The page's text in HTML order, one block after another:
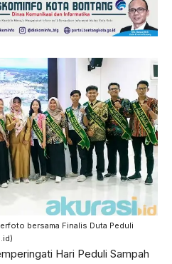
bersama Finalis Duta Peduli
Hari Peduli Sampah